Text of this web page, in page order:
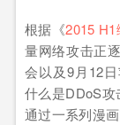
根据《2015
量网络攻击正
会以及9月12
什么是DDoS
通过一系列漫